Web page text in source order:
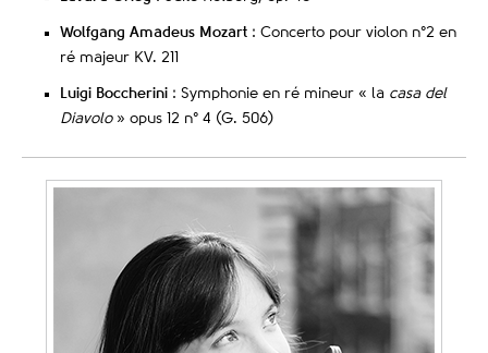
Wolfgang Amadeus Mozart : Concerto pour violon n°2 en
ré majeur KV. 211
Luigi Boccherini : Symphonie en ré mineur « la casa del
Diavolo» opus 12 n° 4 (G. 506)